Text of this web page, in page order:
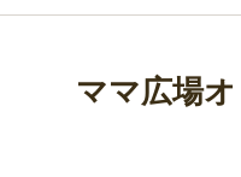
ママ広場